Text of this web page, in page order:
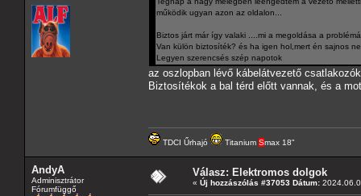
működik ugyan azon az oldalon...
Biztos járt már így valaki ....mi a megoldása a
Van külön biztosíték? és ha igen hol,mert én sajnos
Legyen szerencsés szép napotok
az oszlopban lévő kábelátvezető
Biztosítékok a bal térd előtt vannak, és a
TDCI Űrhajó Titanium Smax 18"
AndyA
Adminisztrátor
Fórumfüggő
Válasz: Elektromos dolgok
« Új hozzászólás #37053 Dátum: